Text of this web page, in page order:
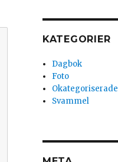
KATEGORIER
Dagbok
Foto
Okategoriserade
Svammel